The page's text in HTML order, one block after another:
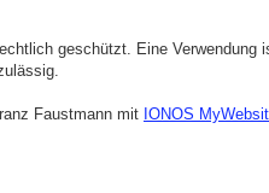
geschützt. Eine Verwendung
Faustmann mit IONOS